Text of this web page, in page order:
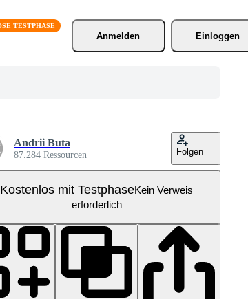
Anmelden
Einloggen
Andrii Buta
87.284 Ressourcen Folgen
Kostenlos mit TestphaseKein Verweis
erforderlich